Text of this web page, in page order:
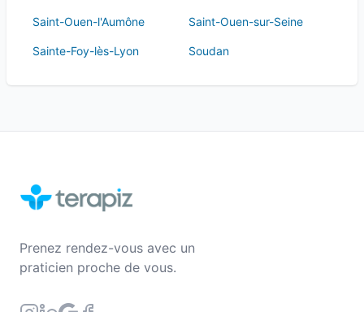
Saint-Ouen-l'Aumône Saint-Ouen-sur-Seine
Sainte-Foy-lès-Lyon Soudan
Prenez rendez-vous avec un
praticien proche de vous.